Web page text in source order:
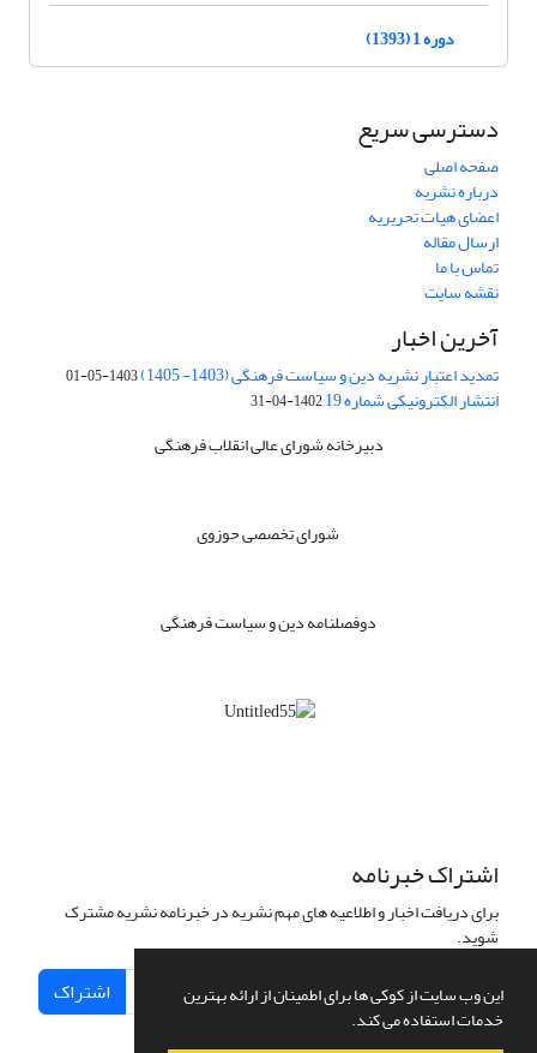
این وب سایت از کوکی ها برای اطمینان از ارائه بهترین
خدمات استفاده می کند.
دوره 1 (1393)
دسترسی سریع
صفحه اصلی
درباره نشریه
اعضای هیات تحریریه
ارسال مقاله
تماس با ما
نقشه سایت
آخرین اخبار
تمدید اعتبار نشریه دین و سیاست فرهنگی (1403- 1405) 1403-05-01
انتشار الکترونیکی شماره 19 1402-04-31
دبیرخانه شورای عالی انقلاب فرهنگی
شورای تخصصی حوزوی
دوفصلنامه دین و سیاست فرهنگی
اشتراک خبرنامه
برای دریافت اخبار و اطلاعیه های مهم نشریه در خبرنامه نشریه مشترک
شوید.
اشتراک